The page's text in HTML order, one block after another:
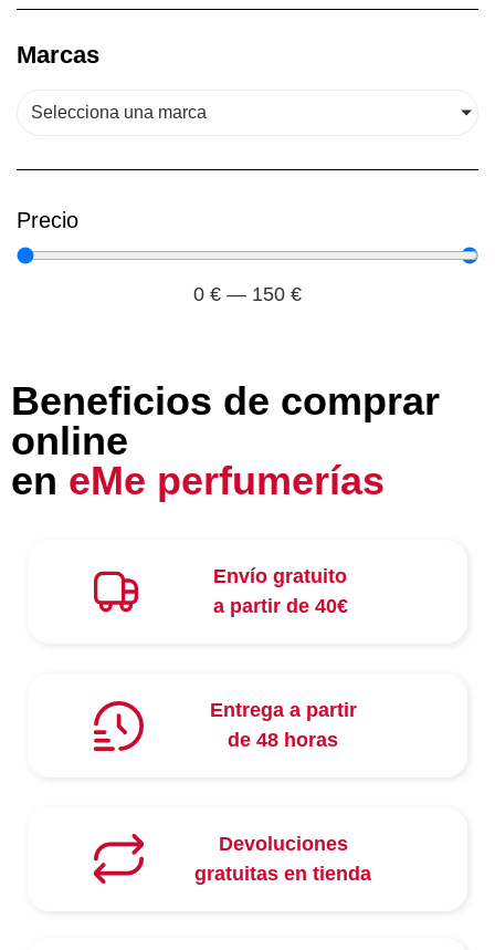
Marcas
Selecciona una marca
Precio
0 € — 150 €
Beneficios de comprar
online
en eMe perfumerías
Envío gratuito
a partir de 40€
Entrega a partir
de 48 horas
Devoluciones
gratuitas en tienda